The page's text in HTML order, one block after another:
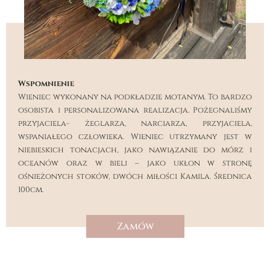
Wspomnienie
Wieniec wykonany na podkładzie motanym. To bardzo
osobista i personalizowana realizacja. Pożegnaliśmy
przyjaciela- żeglarza, narciarza, przyjaciela,
wspaniałego człowieka. Wieniec utrzymany jest w
niebieskich tonacjach, jako nawiązanie do mórz i
oceanów oraz w bieli – jako ukłon w stronę
ośnieżonych stoków, dwóch miłości Kamila. Średnica
100cm.
Zamów